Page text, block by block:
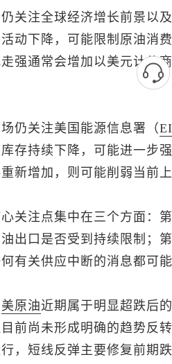
关注全球经济增长前景以
动下降，可能限制原油消
强通常会增加以美元计价
仍关注美国能源信息署（
存持续下降，可能进一步
新增加，则可能削弱当前
关注点集中在三个方面：
出口是否受到持续限制；
有关供应中断的消息都可
美原油近期属于明显超跌后
前尚未形成明确的趋势反
，短线反弹主要修复前期